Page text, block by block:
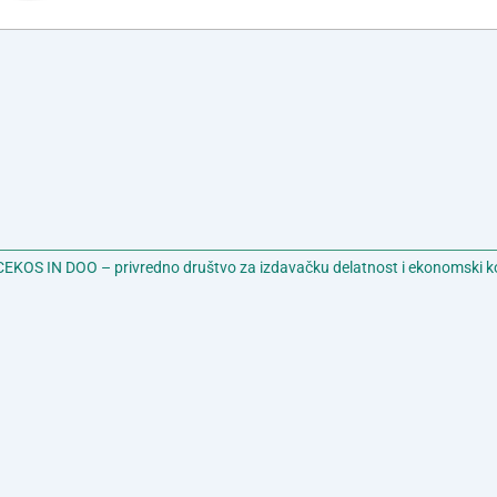
IN DOO – privredno društvo za izdavačku delatnost i ekonomski